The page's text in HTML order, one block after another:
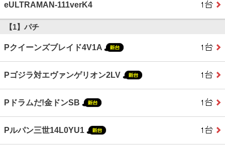
eULTRAMAN-111verK4
【1】パチ
Pクイーンズブレイド4V1A
Pゴジラ対エヴァンゲリオン2LV
Pドラムだ!金ドンSB
Pルパン三世14L0YU1